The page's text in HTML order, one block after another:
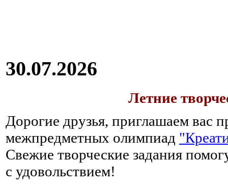
30.07.2026
Летние
Дорогие друзья, приглашаем вас
межпредметных олимпиад
Свежие творческие задания
с удовольствием!